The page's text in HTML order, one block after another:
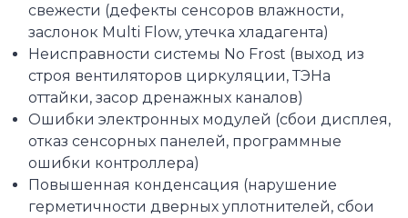
свежести (дефекты сенсоров влажности,
заслонок Multi Flow, утечка хладагента)
Неисправности системы No Frost (выход из
строя вентиляторов циркуляции, ТЭНа
оттайки, засор дренажных каналов)
Ошибки электронных модулей (сбои дисплея,
отказ сенсорных панелей, программные
ошибки контроллера)
Повышенная конденсация (нарушение
герметичности дверных уплотнителей, сбои